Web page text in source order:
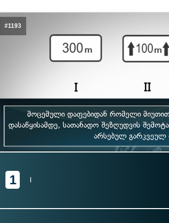
#1193
მოცემული დაფებიდან რომელი
დასაწყისამდე, სათანადო შეზღუდვის
არსებულ გარკვეულ
1 I